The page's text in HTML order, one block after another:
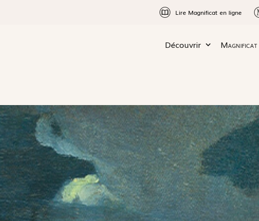
Lire Magnificat en ligne
Découvrir Magnificat